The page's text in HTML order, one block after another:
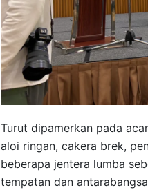
Turut dipamerkan pada
aloi ringan, cakera brek,
beberapa jentera lumba
tempatan dan